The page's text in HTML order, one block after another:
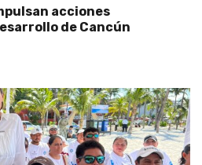
acciones
de Cancún